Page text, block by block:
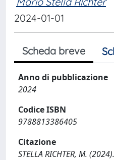
2024-01-01
Scheda breve
Anno di pubblicazione
2024
Codice ISBN
9788813386405
Citazione
STELLA RICHTER, M.